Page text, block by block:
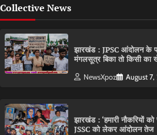
Collective News
झारखंड : JPSC आंदोलन के
मंगलसूत्र बिका तो किसी का
NewsXpoz August
झारखंड : ‘हमारी नौकरियों
JSSC को लेकर आंदोलन तेज